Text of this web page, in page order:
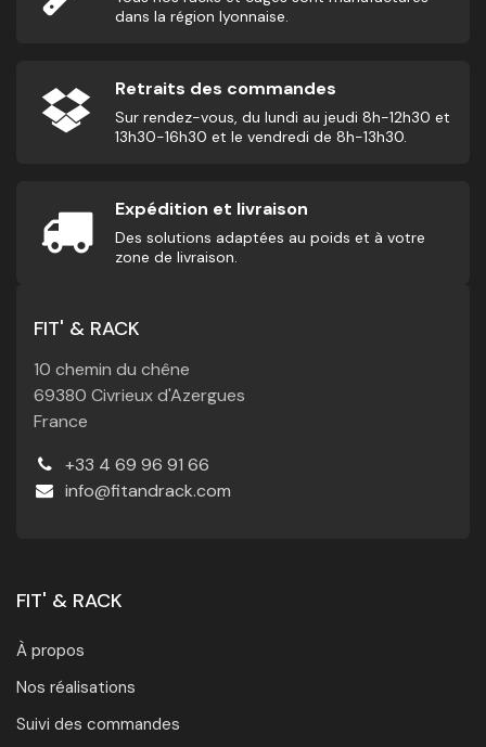
dans la région lyonnaise.
Retraits des commandes
Sur rendez-vous, du lundi au jeudi 8h-12h30 et
13h30-16h30 et le vendredi de 8h-13h30.
Expédition et livraison
Des solutions adaptées au poids et à votre
zone de livraison.
FIT' & RACK
10 chemin du chêne
69380 Civrieux d'Azergues
France
+33 4 69 96 91 66
info@fitandrack.com
FIT' & RACK
À propos
Nos réalisations
Suivi des commandes